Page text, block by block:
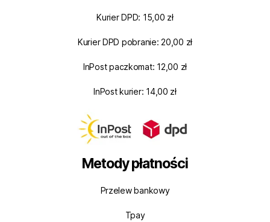
Kurier DPD: 15,00 zł
Kurier DPD pobranie: 20,00 zł
InPost paczkomat: 12,00 zł
InPost kurier: 14,00 zł
Metody płatności
Przelew bankowy
Tpay